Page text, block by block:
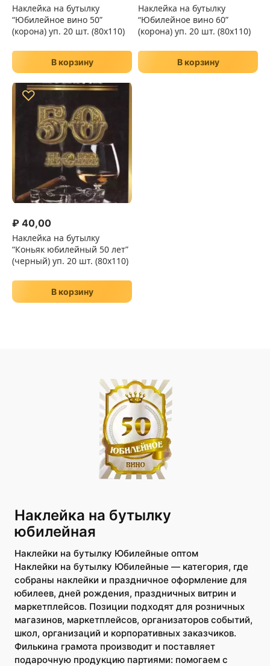
Наклейка на бутылку
“Юбилейное вино 50”
(корона) уп. 20 шт. (80х110)
В корзину
Наклейка на бутылку
“Юбилейное вино 60”
(корона) уп. 20 шт. (80х110)
В корзину
₽ 40,00
Наклейка на бутылку
“Коньяк юбилейный 50 лет”
(черный) уп. 20 шт. (80х110)
♡
В корзину
Наклейка на бутылку
юбилейная
Наклейки на бутылку Юбилейные оптом
Наклейки на бутылку Юбилейные — категория, где
собраны наклейки и праздничное оформление для
юбилеев, дней рождения, праздничных витрин и
маркетплейсов. Позиции подходят для розничных
магазинов, маркетплейсов, организаторов событий,
школ, организаций и корпоративных заказчиков.
Филькина грамота производит и поставляет
подарочную продукцию партиями: помогаем с